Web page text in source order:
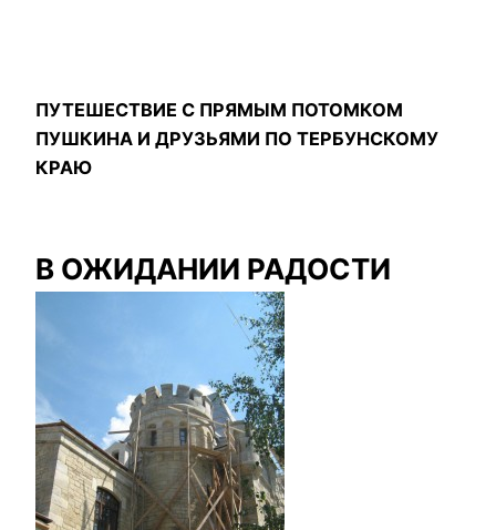
ПУТЕШЕСТВИЕ С ПРЯМЫМ ПОТОМКОМ
ПУШКИНА И ДРУЗЬЯМИ ПО ТЕРБУНСКОМУ
КРАЮ
В ОЖИДАНИИ РАДОСТИ